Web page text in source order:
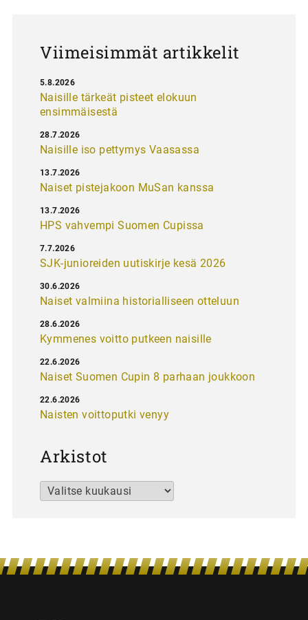
Viimeisimmät artikkelit
Naisille tärkeät pisteet elokuun
ensimmäisestä
5.8.2026
Naisille iso pettymys Vaasassa
28.7.2026
Naiset pistejakoon MuSan kanssa
13.7.2026
HPS vahvempi Suomen Cupissa
13.7.2026
SJK-junioreiden uutiskirje kesä 2026
7.7.2026
Naiset valmiina historialliseen otteluun
30.6.2026
Kymmenes voitto putkeen naisille
28.6.2026
Naiset Suomen Cupin 8 parhaan joukkoon
22.6.2026
Naisten voittoputki venyy
22.6.2026
Arkistot
Arkistot